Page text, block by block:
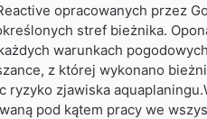
opracowanych przez
stref bieżnika.
warunkach
z której wykonano
zjawiska
pod kątem pracy we